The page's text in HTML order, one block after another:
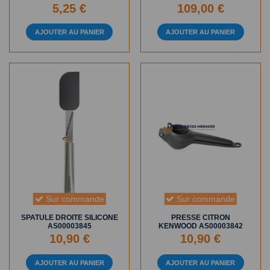
5,25 €
AJOUTER AU PANIER
109,00 €
AJOUTER AU PANIER
Sur commande
SPATULE DROITE SILICONE
AS00003845
10,90 €
AJOUTER AU PANIER
Sur commande
PRESSE CITRON
KENWOOD AS00003842
10,90 €
AJOUTER AU PANIER